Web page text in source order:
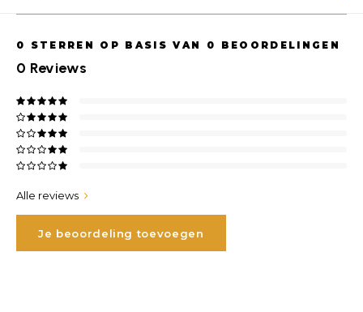
0 STERREN OP BASIS VAN 0 BEOORDELINGEN
0 Reviews
Alle reviews
Je beoordeling toevoegen